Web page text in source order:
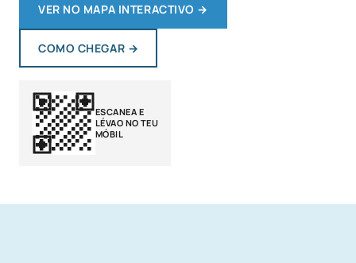
VER NO MAPA INTERACTIVO →
COMO CHEGAR →
ESCANEA E
LÉVAO NO TEU
MÓBIL